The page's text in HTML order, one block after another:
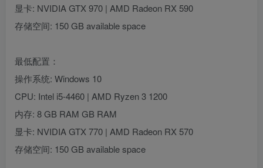
显卡: NVIDIA GTX 970 | AMD Radeon RX 590
存储空间: 150 GB available space
最低配置：
操作系统: Windows 10
CPU: Intel i5-4460 | AMD Ryzen 3 1200
内存: 8 GB RAM GB RAM
显卡: NVIDIA GTX 770 | AMD Radeon RX 570
存储空间: 150 GB available space